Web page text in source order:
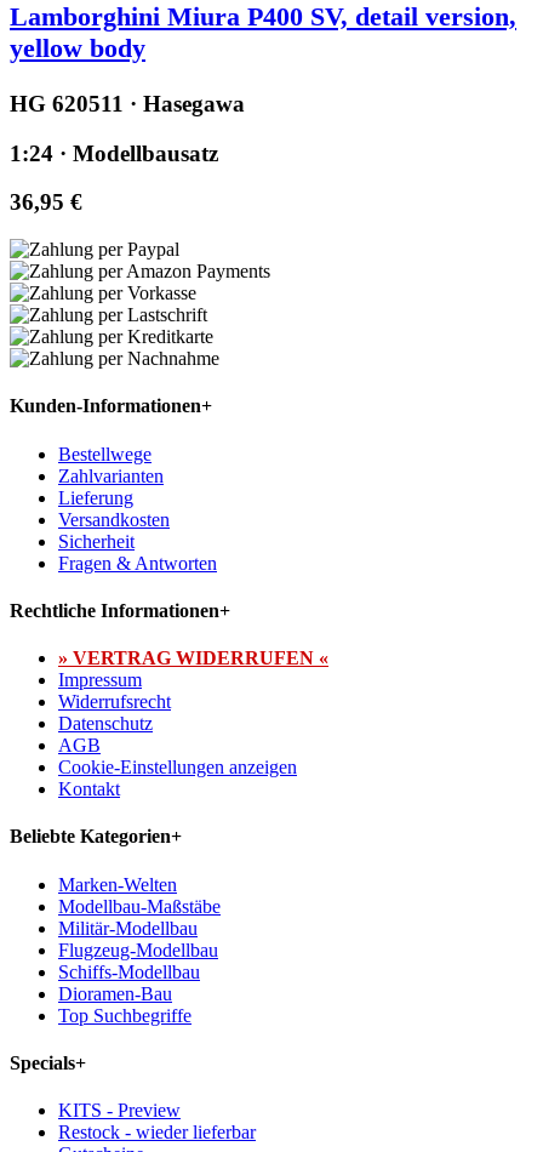
Lamborghini Miura P400 SV, detail version,
yellow body
HG 620511 · Hasegawa
1:24 · Modellbausatz
36,95 €
Kunden-Informationen+
Bestellwege
Zahlvarianten
Lieferung
Versandkosten
Sicherheit
Fragen & Antworten
Rechtliche Informationen+
» VERTRAG WIDERRUFEN «
Impressum
Widerrufsrecht
Datenschutz
AGB
Cookie-Einstellungen anzeigen
Kontakt
Beliebte Kategorien+
Marken-Welten
Modellbau-Maßstäbe
Militär-Modellbau
Flugzeug-Modellbau
Schiffs-Modellbau
Dioramen-Bau
Top Suchbegriffe
Specials+
KITS - Preview
Restock - wieder lieferbar